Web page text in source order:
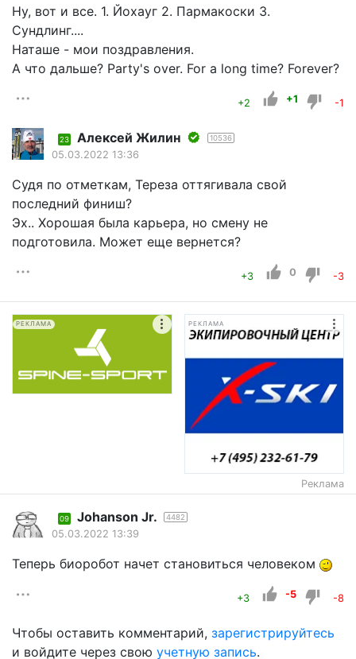
Ну, вот и все. 1. Йохауг 2. Пармакоски 3.
Сундлинг....
Наташе - мои поздравления.
А что дальше? Party's over. For a long time? Forever?
+2 +1 -1
23 Алексей Жилин 10536
05.03.2022 13:36
Судя по отметкам, Тереза оттягивала свой
последний финиш?
Эх.. Хорошая была карьера, но смену не
подготовила. Может еще вернется?
+3 0 -3
РЕКЛАМА РЕКЛАМА
Реклама
09 Johanson Jr. 4482
05.03.2022 13:39
Теперь биоробот начет становиться человеком
+3 -5 -8
Чтобы оставить комментарий, зарегистрируйтесь
и войдите через свою учетную запись.